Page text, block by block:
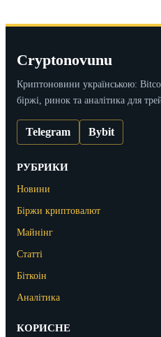
Cryptonovunu
Криптоновини українською:
біржі, ринок та аналітика для
Telegram Bybit
РУБРИКИ
Новини
Біржи криптовалют
Майнінг
Статті
Біткоін
Аналітика
КОРИСНЕ